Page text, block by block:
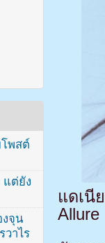
แดเนี
พสต์
แต่ยัง
งจุน
วาไร